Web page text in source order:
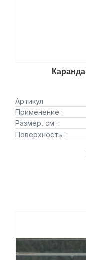
Артикул
Применение :
Размер, см :
Поверхность :